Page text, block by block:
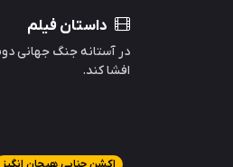
داستان فیلم
در آستانه جنگ جهانی
افشا کند.